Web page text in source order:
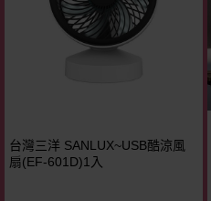
台灣三洋 SANLUX~USB酷涼風
扇(EF-601D)1入